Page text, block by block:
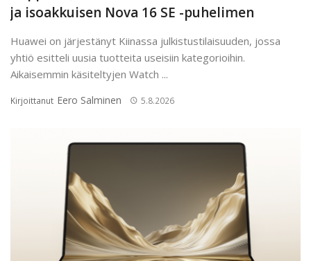
ja isoakkuisen Nova 16 SE -puhelimen
Huawei on järjestänyt Kiinassa julkistustilaisuuden, jossa
yhtiö esitteli uusia tuotteita useisiin kategorioihin.
Aikaisemmin käsiteltyjen Watch ...
Kirjoittanut Eero Salminen 5.8.2026